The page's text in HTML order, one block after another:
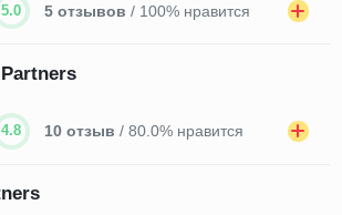
5.0 5 отзывов / 100% нравится
4.8 10 отзыв / 80.0% нравится